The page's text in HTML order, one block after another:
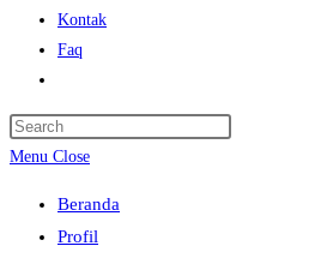
Kontak
Faq
search
Menu Close
Beranda
Profil